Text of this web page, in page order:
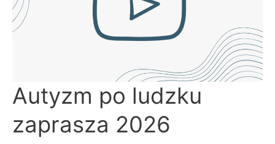
Autyzm po ludzku
zaprasza 2026
po
ludzku
zaprasza